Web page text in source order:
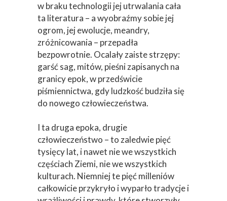
w braku technologii jej utrwalania cała
ta literatura – a wyobraźmy sobie jej
ogrom, jej ewolucje, meandry,
zróżnicowania – przepadła
bezpowrotnie. Ocalały zaiste strzępy:
garść sag, mitów, pieśni zapisanych na
granicy epok, w przedświcie
piśmiennictwa, gdy ludzkość budziła się
do nowego człowieczeństwa.
I ta druga epoka, drugie
człowieczeństwo – to zaledwie pięć
tysięcy lat, i nawet nie we wszystkich
częściach Ziemi, nie we wszystkich
kulturach. Niemniej te pięć milleniów
całkowicie przykryło i wyparło tradycje i